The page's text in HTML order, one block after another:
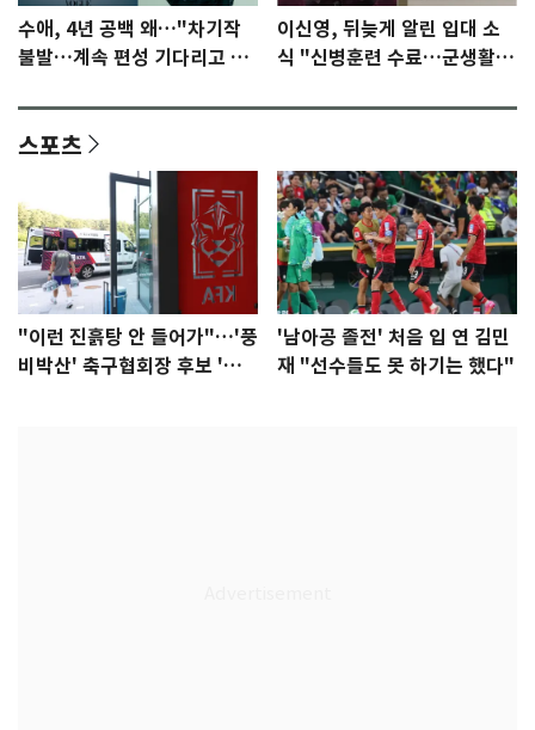
수애, 4년 공백 왜…"차기작
불발…계속 편성 기다리고 있
이신영, 뒤늦게 알린 입대 소
식 "신병훈련 수료…군생활
스포츠
"이런 진흙탕 안 들어가"…'풍
비박산' 축구협회장 후보 '실
'남아공 졸전' 처음 입 연 김민
재 "선수들도 못 하기는 했다"